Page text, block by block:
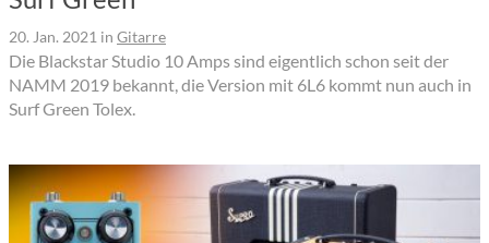
20. Jan. 2021 in Gitarre
Die Blackstar Studio 10 Amps sind eigentlich schon seit der
NAMM 2019 bekannt, die Version mit 6L6 kommt nun auch in
Surf Green Tolex.